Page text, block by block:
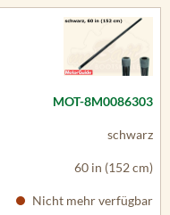
MOT-8M0086303
schwarz
60 in (152 cm)
Nicht mehr verfügbar